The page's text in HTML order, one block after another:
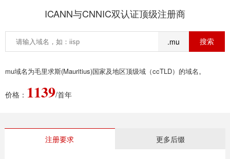
ICANN与CNNIC双认证顶级注册商
.mu
mu域名为毛里求斯(Mauritius)国家及地区顶级域（ccTLD）的域名。
价格： 1139/首年
注册要求 更多后缀